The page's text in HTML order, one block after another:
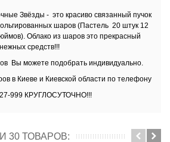
Звёзды - это красиво связанный пучок
шаров (Пастель 20 штук 12
. Облако из шаровэто прекрасный
средств!!!
Вы можете подобрать индивидуально.
в Киеве и Киевской области по телефону
999 КРУГЛОСУТОЧНО!!!
30 ТОВАРОВ: